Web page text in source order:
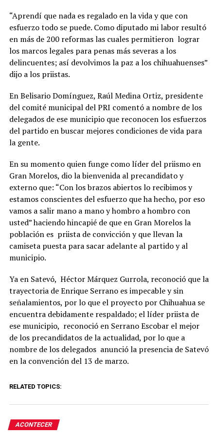
“Aprendí que nada es regalado en la vida y que con
esfuerzo todo se puede. Como diputado mi labor resultó
en más de 200 reformas las cuales permitieron lograr
los marcos legales para penas más severas a los
delincuentes; así devolvimos la paz a los chihuahuenses”
dijo a los priistas.
En Belisario Domínguez, Raúl Medina Ortiz, presidente
del comité municipal del PRI comentó a nombre de los
delegados de ese municipio que reconocen los esfuerzos
del partido en buscar mejores condiciones de vida para
la gente.
En su momento quien funge como líder del priismo en
Gran Morelos, dio la bienvenida al precandidato y
externo que: “Con los brazos abiertos lo recibimos y
estamos conscientes del esfuerzo que ha hecho, por eso
vamos a salir mano a mano y hombro a hombro con
usted” haciendo hincapié de que en Gran Morelos la
población es priista de convicción y que llevan la
camiseta puesta para sacar adelante al partido y al
municipio.
Ya en Satevó, Héctor Márquez Gurrola, reconoció que la
trayectoria de Enrique Serrano es impecable y sin
señalamientos, por lo que el proyecto por Chihuahua se
encuentra debidamente respaldado; el líder priista de
ese municipio, reconoció en Serrano Escobar el mejor
de los precandidatos de la actualidad, por lo que a
nombre de los delegados anunció la presencia de Satevó
en la convención del 13 de marzo.
RELATED TOPICS:
ACONTECER